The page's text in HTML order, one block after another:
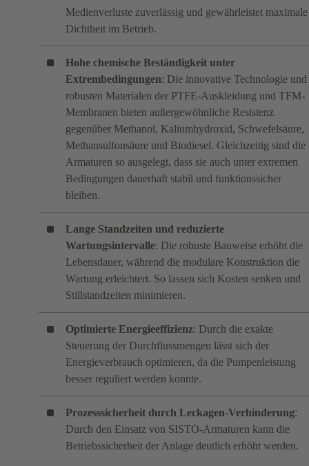
Medienverluste zuverlässig und gewährleistet maximale
Dichtheit im Betrieb.
Hohe chemische Beständigkeit unter
Extrembedingungen: Die innovative Technologie und
robusten Materialen der PTFE-Auskleidung und TFM-
Membranen bieten außergewöhnliche Resistenz
gegenüber Methanol, Kaliumhydroxid, Schwefelsäure,
Methansulfonsäure und Biodiesel. Gleichzeitig sind die
Armaturen so ausgelegt, dass sie auch unter extremen
Bedingungen dauerhaft stabil und funktionssicher
bleiben.
Lange Standzeiten und reduzierte
Wartungsintervalle: Die robuste Bauweise erhöht die
Lebensdauer, während die modulare Konstruktion die
Wartung erleichtert. So lassen sich Kosten senken und
Stillstandzeiten minimieren.
Optimierte Energieeffizienz: Durch die exakte
Steuerung der Durchflussmengen lässt sich der
Energieverbrauch optimieren, da die Pumpenleistung
besser reguliert werden konnte.
Prozesssicherheit durch Leckagen-Verhinderung:
Durch den Einsatz von SISTO-Armaturen kann die
Betriebssicherheit der Anlage deutlich erhöht werden.